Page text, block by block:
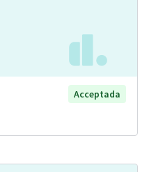
Acceptada